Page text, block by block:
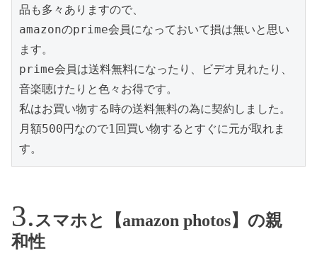
品も多々ありますので、
amazonのprime会員になっておいて損は無いと思い
ます。
prime会員は送料無料になったり、ビデオ見れたり、
音楽聴けたりと色々お得です。
私はお買い物する時の送料無料の為に契約しました。
月額500円なので1回買い物するとすぐに元が取れま
す。
スマホと【amazon photos】の親
和性